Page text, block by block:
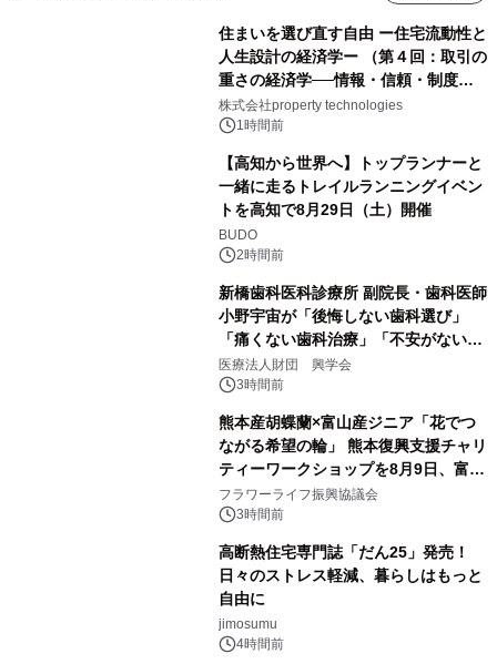
住まいを選び直す自由 ー住宅流動性と
人生設計の経済学ー （第４回：取引の
重さの経済学──情報・信頼・制度を
PropTechはどう組み替えるか）｜
PropTech-Lab
株式会社property technologies
1時間前
【高知から世界へ】トップランナーと
一緒に走るトレイルランニングイベン
トを高知で8月29日（土）開催
BUDO
2時間前
新橋歯科医科診療所 副院長・歯科医師
小野宇宙が「後悔しない歯科選び」
「痛くない歯科治療」「不安がない治
療計画」をテーマに専門監修
医療法人財団 興学会
3時間前
熊本産胡蝶蘭×富山産ジニア「花でつ
ながる希望の輪」 熊本復興支援チャリ
ティーワークショップを8月9日、富
山・射水で開催
フラワーライフ振興協議会
3時間前
高断熱住宅専門誌「だん25」発売！
日々のストレス軽減、暮らしはもっと
自由に
jimosumu
4時間前